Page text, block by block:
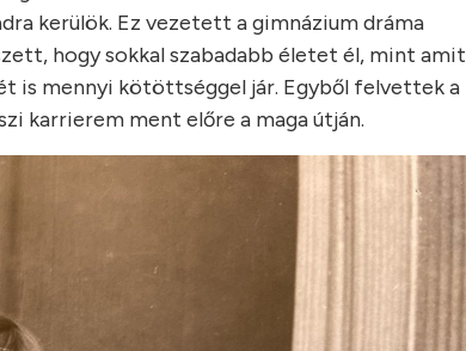
kerülök. Ez vezetett a gimnázium dráma
hogy sokkal szabadabb életet él, mint amit
is mennyi kötöttséggel jár. Egyből felvettek a
karrierem ment előre a maga útján.